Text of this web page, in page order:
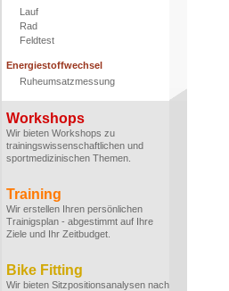
Lauf
Rad
Feldtest
Energiestoffwechsel
Ruheumsatzmessung
Workshops
Wir bieten Workshops zu
trainingswissenschaftlichen und
sportmedizinischen Themen.
Training
Wir erstellen Ihren persönlichen
Trainigsplan - abgestimmt auf Ihre
Ziele und Ihr Zeitbudget.
Bike Fitting
Wir bieten Sitzpositionsanalysen nach